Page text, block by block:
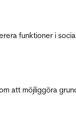
funktioner i
att möjliggöra